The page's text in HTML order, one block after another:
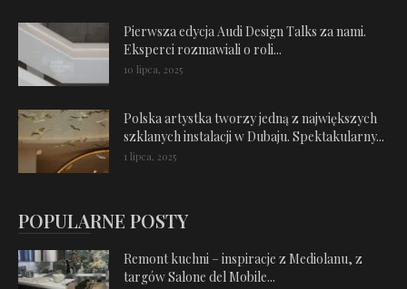
Pierwsza edycja Audi Design Talks za nami.
Eksperci rozmawiali o roli...
10 lipca, 2025
Polska artystka tworzy jedną z największych
szklanych instalacji w Dubaju. Spektakularny...
1 lipca, 2025
POPULARNE POSTY
Remont kuchni – inspiracje z Mediolanu, z
targów Salone del Mobile...